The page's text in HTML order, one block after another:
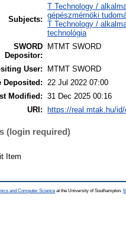
Subjects:
T Technology /
gépészmérnöki
T Technology /
technológia
SWORD
Depositor:
MTMT SWORD
User:
MTMT SWORD
Deposited:
22 Jul 2022 07:00
Modified:
31 Dec 2025 00:16
URI:
https://real.mtak.hu/
(login required)
Item
and Computer Science at the University of Southampton.